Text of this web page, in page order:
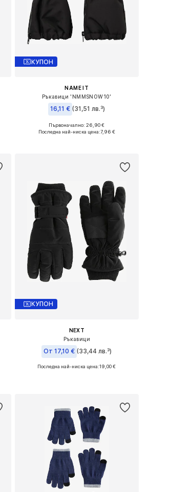
КУПОН
NAME IT
Ръкавици 'NMMSNOW10'
16,11 € (31,51 лв.³)
Налични размери: XXXS, XXXS
Първоначално: 26,90 €
Последна най-ниска цена:7,96 €
КУПОН
NEXT
Ръкавици
От 17,10 € (33,44 лв.³)
Налични размери: XS-S, S-M, M-L, L-XL
Последна най-ниска цена:19,00 €